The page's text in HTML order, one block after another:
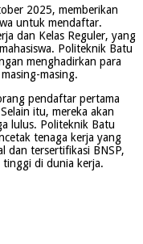
2025, memberikan
untuk mendaftar.
dan Kelas Reguler, yang
Politeknik Batu
menghadirkan para
masing.
pendaftar pertama
itu, mereka akan
lulus. Politeknik Batu
tenaga kerja yang
dan tersertifikasi BNSP,
tinggi di dunia kerja.